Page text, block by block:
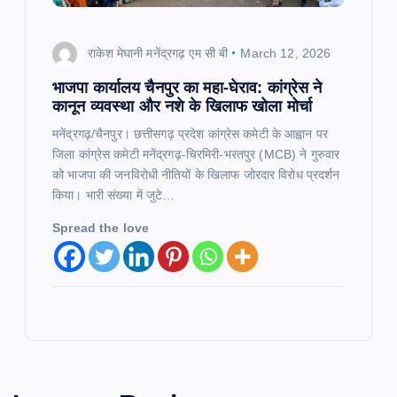
राकेश मेघानी मनेंद्रगढ़ एम सी बी March 12, 2026
भाजपा कार्यालय चैनपुर का महा-घेराव: कांग्रेस ने
कानून व्यवस्था और नशे के खिलाफ खोला मोर्चा
मनेंद्रगढ़/चैनपुर। छत्तीसगढ़ प्रदेश कांग्रेस कमेटी के आह्वान पर
जिला कांग्रेस कमेटी मनेंद्रगढ़-चिरमिरी-भरतपुर (MCB) ने गुरुवार
को भाजपा की जनविरोधी नीतियों के खिलाफ जोरदार विरोध प्रदर्शन
किया। भारी संख्या में जुटे…
Spread the love